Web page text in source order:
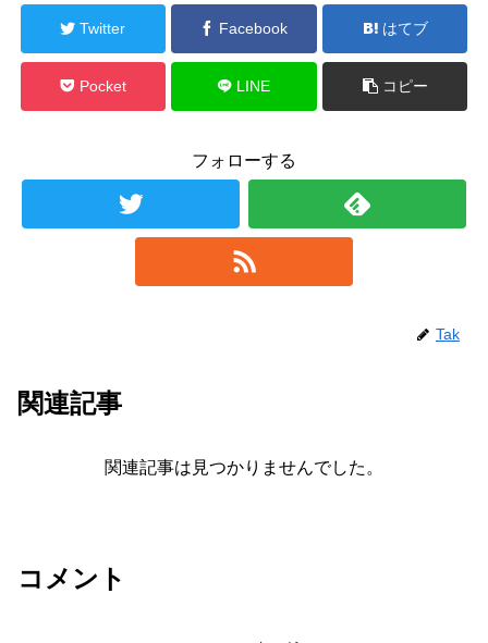
Twitter Facebook はてブ
Pocket LINE コピー
フォローする
Tak
関連記事
関連記事は見つかりませんでした。
コメント